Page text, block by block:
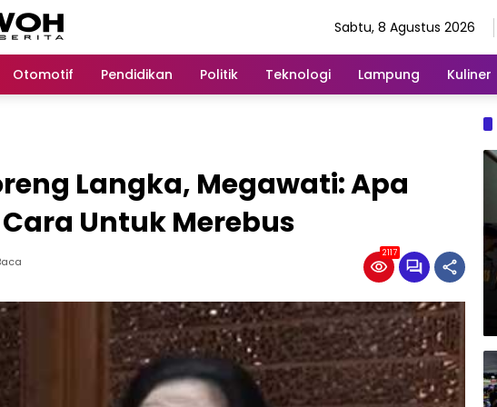
Sabtu, 8 Agustus 2026
Otomotif Pendidikan Politik Teknologi Lampung Kuliner
Langka, Megawati: Apa
Untuk Merebus
2117